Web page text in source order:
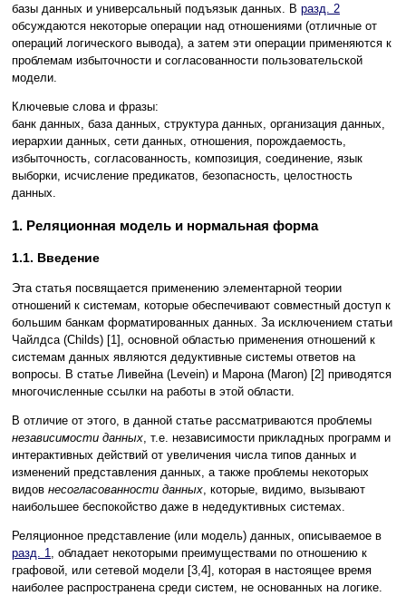
базы данных и универсальный подъязык данных. В разд. 2
обсуждаются некоторые операции над отношениями (отличные от
операций логического вывода), а затем эти операции применяются к
проблемам избыточности и согласованности пользовательской
модели.
Ключевые слова и фразы:
банк данных, база данных, структура данных, организация данных,
иерархии данных, сети данных, отношения, порождаемость,
избыточность, согласованность, композиция, соединение, язык
выборки, исчисление предикатов, безопасность, целостность
данных.
1. Реляционная модель и нормальная форма
1.1. Введение
Эта статья посвящается применению элементарной теории
отношений к системам, которые обеспечивают совместный доступ к
большим банкам форматированных данных. За исключением статьи
Чайлдса (Childs) [1], основной областью применения отношений к
системам данных являются дедуктивные системы ответов на
вопросы. В статье Ливейна (Levein) и Марона (Maron) [2] приводятся
многочисленные ссылки на работы в этой области.
В отличие от этого, в данной статье рассматриваются проблемы
независимости данных, т.е. независимости прикладных программ и
интерактивных действий от увеличения числа типов данных и
изменений представления данных, а также проблемы некоторых
видов несогласованности данных, которые, видимо, вызывают
наибольшее беспокойство даже в недедуктивных системах.
Реляционное представление (или модель) данных, описываемое в
разд. 1, обладает некоторыми преимуществами по отношению к
графовой, или сетевой модели [3,4], которая в настоящее время
наиболее распространена среди систем, не основанных на логике.